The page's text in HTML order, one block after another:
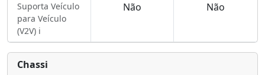
Suporta Veículo
para Veículo
(V2V) ℹ️
Não Não
Chassi